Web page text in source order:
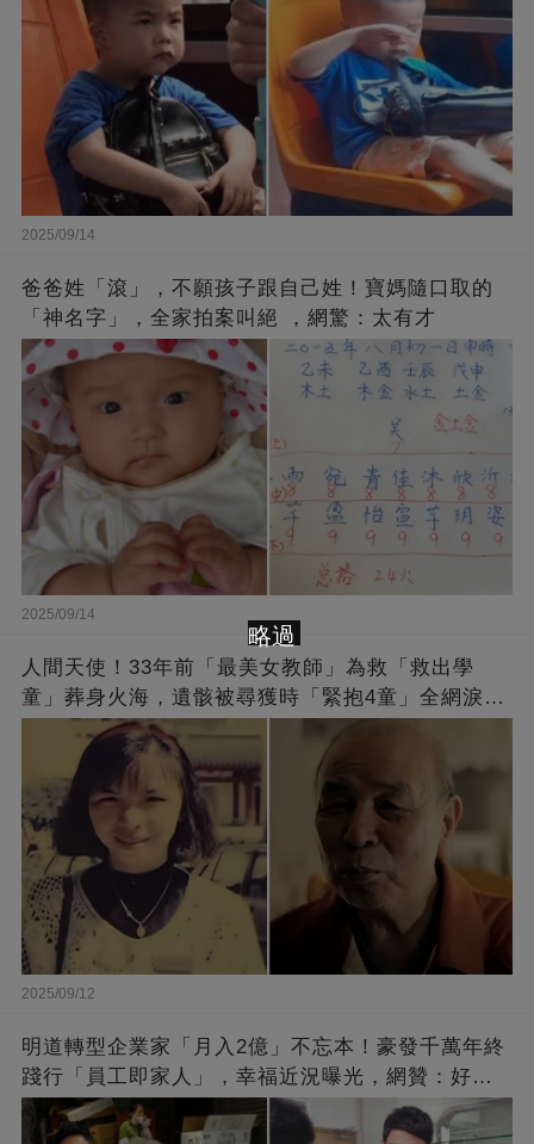
2025/09/14
爸爸姓「滾」，不願孩子跟自己姓！寶媽隨口取的
「神名字」，全家拍案叫絕 ，網驚：太有才
2025/09/14
人間天使！33年前「最美女教師」為救「救出學
童」葬身火海，遺骸被尋獲時「緊抱4童」全網淚
崩：真正的英雄不該被遺忘
2025/09/12
明道轉型企業家「月入2億」不忘本！豪發千萬年終
踐行「員工即家人」，幸福近況曝光，網贊：好老
闆的福報
略過